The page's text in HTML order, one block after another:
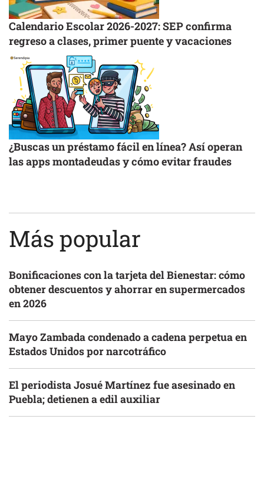
Calendario Escolar 2026-2027: SEP confirma
regreso a clases, primer puente y vacaciones
¿Buscas un préstamo fácil en línea? Así operan
las apps montadeudas y cómo evitar fraudes
Más popular
Bonificaciones con la tarjeta del Bienestar: cómo
obtener descuentos y ahorrar en supermercados
en 2026
Mayo Zambada condenado a cadena perpetua en
Estados Unidos por narcotráfico
El periodista Josué Martínez fue asesinado en
Puebla; detienen a edil auxiliar